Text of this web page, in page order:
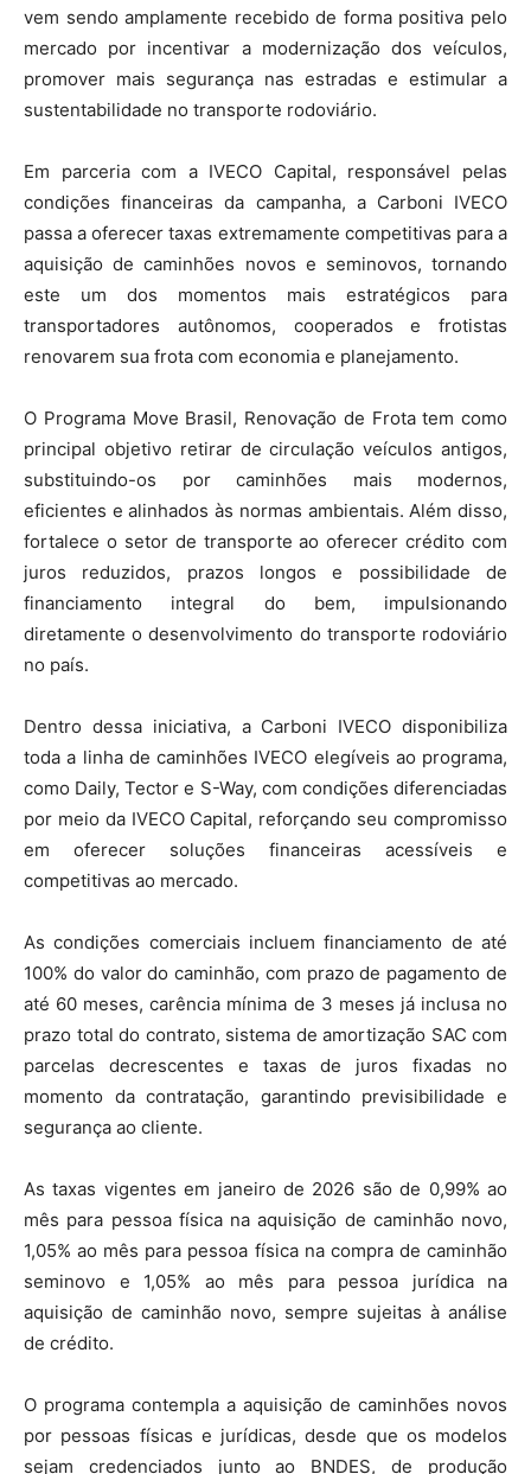
vem sendo amplamente recebido de forma positiva pelo
mercado por incentivar a modernização dos veículos,
promover mais segurança nas estradas e estimular a
sustentabilidade no transporte rodoviário.
Em parceria com a IVECO Capital, responsável pelas
condições financeiras da campanha, a Carboni IVECO
passa a oferecer taxas extremamente competitivas para a
aquisição de caminhões novos e seminovos, tornando
este um dos momentos mais estratégicos para
transportadores autônomos, cooperados e frotistas
renovarem sua frota com economia e planejamento.
O Programa Move Brasil, Renovação de Frota tem como
principal objetivo retirar de circulação veículos antigos,
substituindo-os por caminhões mais modernos,
eficientes e alinhados às normas ambientais. Além disso,
fortalece o setor de transporte ao oferecer crédito com
juros reduzidos, prazos longos e possibilidade de
financiamento integral do bem, impulsionando
diretamente o desenvolvimento do transporte rodoviário
no país.
Dentro dessa iniciativa, a Carboni IVECO disponibiliza
toda a linha de caminhões IVECO elegíveis ao programa,
como Daily, Tector e S-Way, com condições diferenciadas
por meio da IVECO Capital, reforçando seu compromisso
em oferecer soluções financeiras acessíveis e
competitivas ao mercado.
As condições comerciais incluem financiamento de até
100% do valor do caminhão, com prazo de pagamento de
até 60 meses, carência mínima de 3 meses já inclusa no
prazo total do contrato, sistema de amortização SAC com
parcelas decrescentes e taxas de juros fixadas no
momento da contratação, garantindo previsibilidade e
segurança ao cliente.
As taxas vigentes em janeiro de 2026 são de 0,99% ao
mês para pessoa física na aquisição de caminhão novo,
1,05% ao mês para pessoa física na compra de caminhão
seminovo e 1,05% ao mês para pessoa jurídica na
aquisição de caminhão novo, sempre sujeitas à análise
de crédito.
O programa contempla a aquisição de caminhões novos
por pessoas físicas e jurídicas, desde que os modelos
sejam credenciados junto ao BNDES, de produção